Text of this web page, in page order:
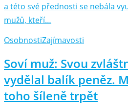
a této své přednosti se nebála
mužů, kteří…
OsobnostiZajímavosti
Soví muž: Svou
vydělal balík peněz.
toho šíleně trpět